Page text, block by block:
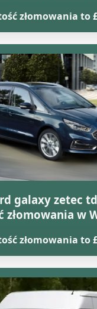
złomowania to
galaxy zetec
złomowania w
złomowania to